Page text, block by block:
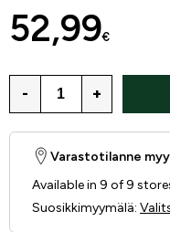
52,99€
- +
Varastotilanne
Available in 9 of 9
Suosikkimyymälä: